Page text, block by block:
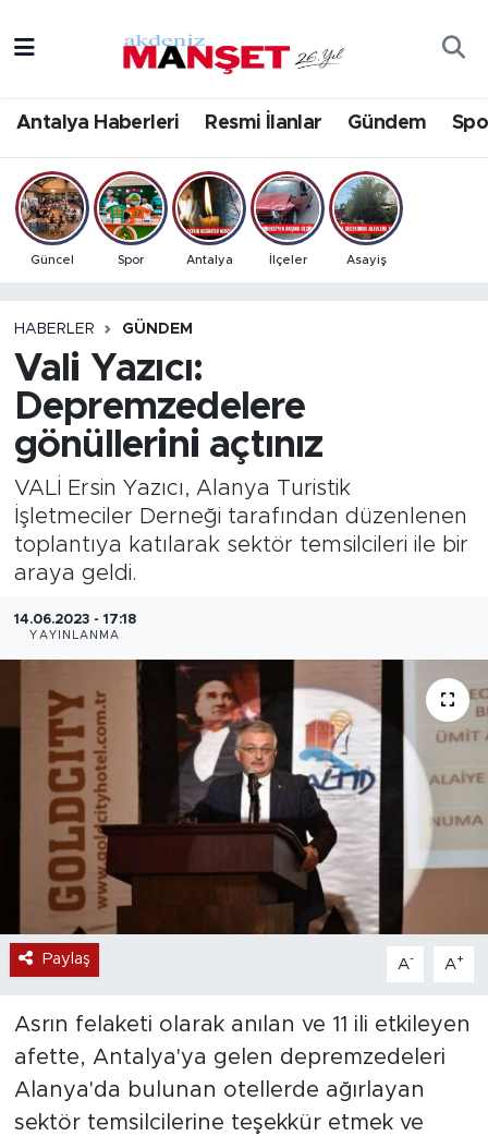
Antalya Haberleri Resmi İlanlar Gündem
Güncel Spor Antalya İlçeler Asayiş
HABERLER GÜNDEM
Vali Yazıcı:
Depremzedelere
gönüllerini açtınız
VALİ Ersin Yazıcı, Alanya Turistik
İşletmeciler Derneği tarafından düzenlenen
toplantıya katılarak sektör temsilcileri ile bir
araya geldi.
14.06.2023 - 17:18
YAYINLANMA
Paylaş A- A+
Asrın felaketi olarak anılan ve 11 ili etkileyen
afette, Antalya'ya gelen depremzedeleri
Alanya'da bulunan otellerde ağırlayan
sektör temsilcilerine teşekkür etmek ve
Bilim & Teknoloji
Eğitim
Ekonomi
Gündem
İlçeler
Kültür- Sanat
Magazin
Özel Haber
Politika
Resmi İlanlar
Sağlık
Spor
Turizm
Antalya Hava Durumu
Antalya Namaz Vakitleri
Antalya Trafik Yoğunluk Haritası
Tüm Manşetler
Son Dakika Haberleri
Haber Arşivi